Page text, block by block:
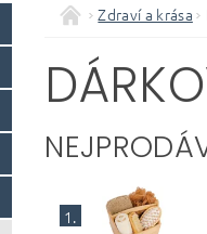
Zdraví a krása
1.